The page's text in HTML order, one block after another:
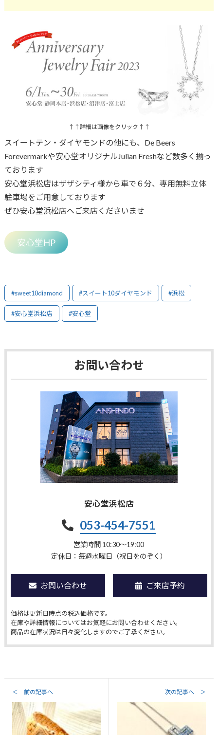
↑↑詳細は画像をクリック↑↑
スイートテン・ダイヤモンドの他にも、De Beers
Forevermarkや安心堂オリジナルJulian Freshなど数多く揃っ
ております
安心堂浜松店はザザシティ様から車で６分、専用無料立体
駐車場をご用意しております
ぜひ安心堂浜松店へご来店くださいませ
安心堂HP
#sweet10diamond #スイート10ダイヤモンド #浜松
#安心堂浜松店 #安心堂
お問い合わせ
安心堂浜松店
053-454-7551
営業時間 10:30〜19:00
定休日：毎週水曜日（祝日をのぞく）
お問い合わせ ご来店予約
価格は更新日時点の税込価格です。
在庫や詳細情報についてはお気軽にお問い合わせください。
商品の在庫状況は日々変化しますのでご了承ください。
＜ 前の記事へ 次の記事へ ＞